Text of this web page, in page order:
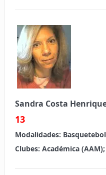
Sandra Costa
13
Modalidades: Basquetebol
Clubes: Académica